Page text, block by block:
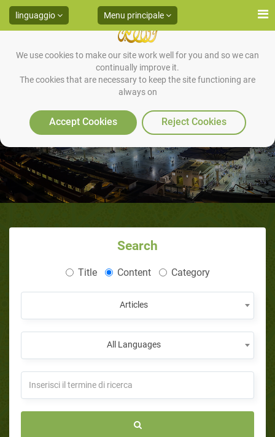
We use cookies to make our site work well for you and so we can
continually improve it.
The cookies that are necessary to keep the site functioning are
always on
Accept Cookies Reject Cookies
linguaggio Menu principale
Alcuni dei seguaci in Abissinia
Search
Title Content Category
Articles
All Languages